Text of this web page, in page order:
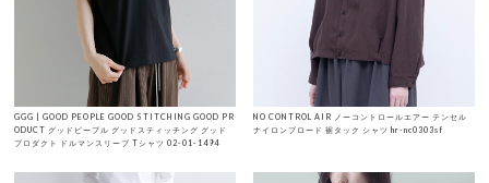
GGG | GOOD PEOPLE GOOD STITCHING GOOD PR
ODUCT グッドピープル グッドスティッチング グッド
プロダクト ドルマンスリーブ Tシャツ 02-01-1494
NO CONTROL AIR ノーコントロールエアー テンセル
ナイロンブロード 裾タック シャツ hr-nc0303sf